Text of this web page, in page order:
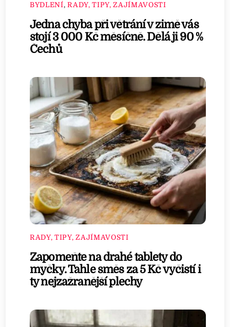
BYDLENÍ,RADY, TIPY, ZAJÍMAVOSTI
Jedna chyba při větrání v zimě vás
stojí 3 000 Kč měsíčně. Dělá ji 90 %
Čechů
RADY, TIPY, ZAJÍMAVOSTI
Zapomeňte na drahé tablety do
myčky. Tahle směs za 5 Kč vyčistí i
ty nejzažranější plechy